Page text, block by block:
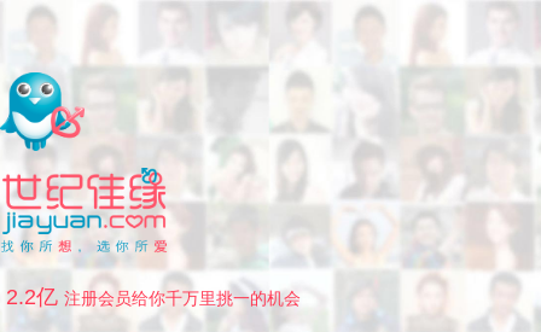
2.2亿 注册会员给你千万里挑一的机会